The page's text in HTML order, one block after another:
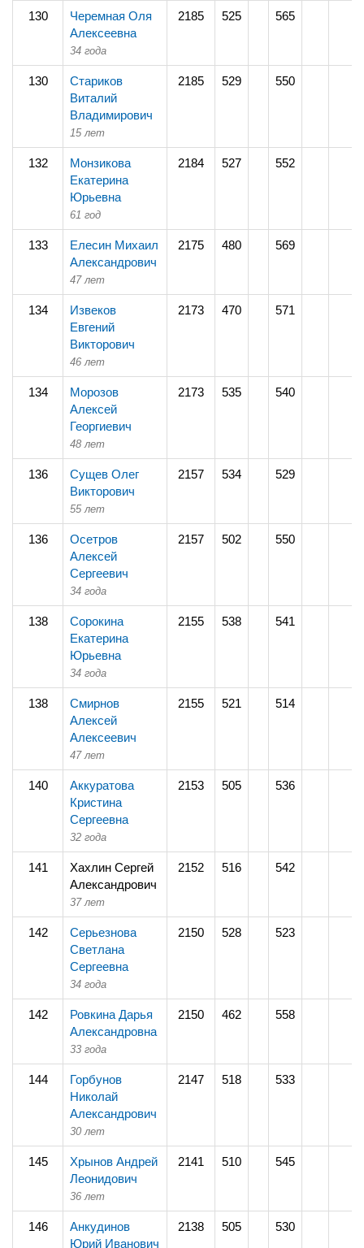
130
Черемная Оля
Алексеевна
34 года
2185 525 565
130
Стариков
Виталий
Владимирович
15 лет
2185 529 550
132
Монзикова
Екатерина
Юрьевна
61 год
2184 527 552
133
Елесин Михаил
Александрович
47 лет
2175 480 569
134
Извеков
Евгений
Викторович
46 лет
2173 470 571
134
Морозов
Алексей
Георгиевич
48 лет
2173 535 540
136
Сущев Олег
Викторович
55 лет
2157 534 529
136
Осетров
Алексей
Сергеевич
34 года
2157 502 550
138
Сорокина
Екатерина
Юрьевна
34 года
2155 538 541
138
Смирнов
Алексей
Алексеевич
47 лет
2155 521 514
140
Аккуратова
Кристина
Сергеевна
32 года
2153 505 536
141
Хахлин Сергей
Александрович
37 лет
2152 516 542
142
Серьезнова
Светлана
Сергеевна
34 года
2150 528 523
142
Ровкина Дарья
Александровна
33 года
2150 462 558
144
Горбунов
Николай
Александрович
30 лет
2147 518 533
145
Хрынов Андрей
Леонидович
36 лет
2141 510 545
146
Анкудинов
Юрий Иванович
2138 505 530